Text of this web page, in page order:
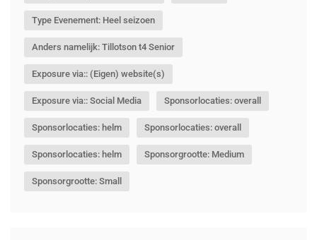
Type Evenement: Heel seizoen
Anders namelijk: Tillotson t4 Senior
Exposure via:: (Eigen) website(s)
Exposure via:: Social Media Sponsorlocaties: overall
Sponsorlocaties: helm Sponsorlocaties: overall
Sponsorlocaties: helm Sponsorgrootte: Medium
Sponsorgrootte: Small